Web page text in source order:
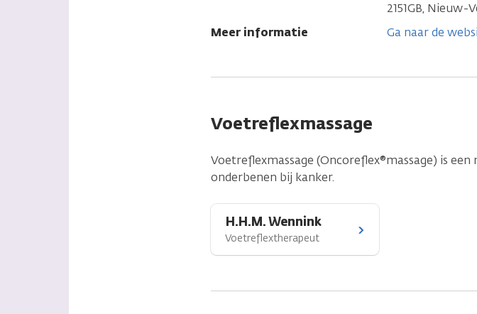
2151GB, Nieuw-
Meer informatie
Ga naar de
Voetreflexmassage
Voetreflexmassage (Oncoreflex®massage) is een
onderbenen bij kanker.
H.H.M. Wennink
Voetreflextherapeut